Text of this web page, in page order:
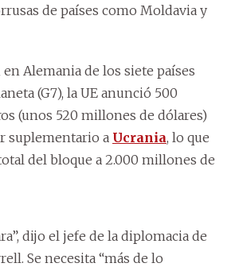
de países como Moldavia y
Alemania de los siete países
(G7), la UE anunció 500
(unos 520 millones de dólares)
suplementario a Ucrania, lo que
del bloque a 2.000 millones de
dijo el jefe de la diplomacia de
Se necesita “más de lo